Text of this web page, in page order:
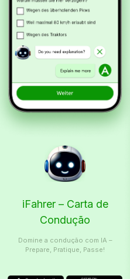
iFahrer – Carta de
Condução
Domine a condução com IA –
Prepare, Pratique, Passe!